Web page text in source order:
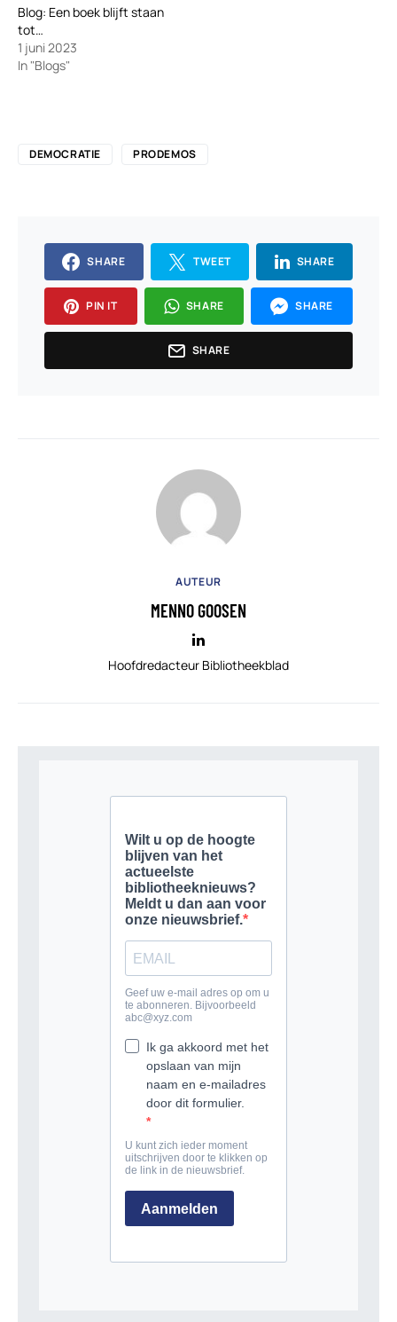
Blog: Een boek blijft staan
tot…
1 juni 2023
In "Blogs"
DEMOCRATIE PRODEMOS
SHARE TWEET SHARE
PIN IT SHARE SHARE
SHARE
AUTEUR
MENNO GOOSEN
Hoofdredacteur Bibliotheekblad